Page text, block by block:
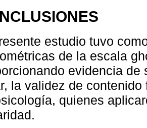
estudio tuvo
de la escala
evidencia
la validez de
quienes